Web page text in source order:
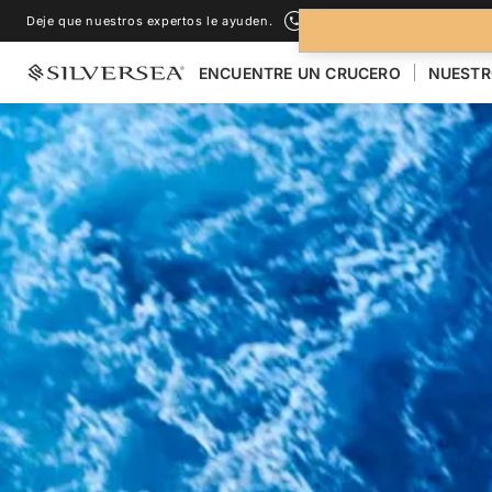
Deje que nuestros expertos le ayuden.
ENCUENTRE UN CRUCERO